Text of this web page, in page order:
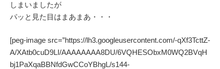
しまいましたが
パッと見た目はまあまあ・・・
[peg-image src=”https://lh3.googleusercontent.com/-qXf3TcttZ-
A/XAtb0cuD9LI/AAAAAAAA8DU/6VQHESObxM0WQ2BVqH
bj1PaXqaBBNfdGwCCoYBhgL/s144-